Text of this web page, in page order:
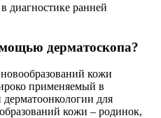
диагностике ранней
дерматоскопа?
кожи
применяемый в
для
кожи – родинок,